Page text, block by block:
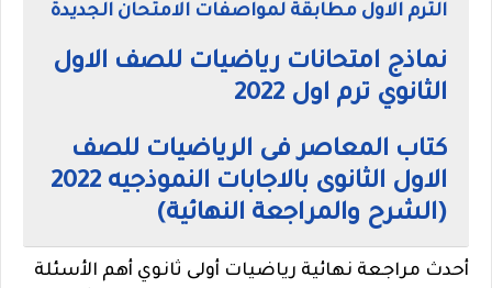
الترم الاول مطابقة لمواصفات الامتحان الجديدة
نماذج امتحانات رياضيات للصف الاول
الثانوي ترم اول 2022
كتاب المعاصر فى الرياضيات للصف
الاول الثانوى بالاجابات النموذجيه 2022
(الشرح والمراجعة النهائية)
أحدث مراجعة نهائية رياضيات أولى ثانوي أهم الأسئلة